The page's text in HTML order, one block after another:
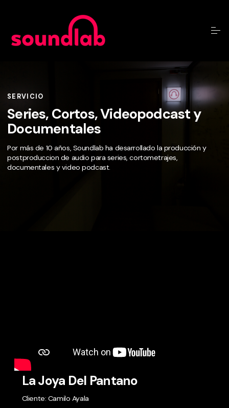
SERVICIO
Series, Cortos, Videopodcast y
Documentales
Por más de 10 años, Soundlab ha desarrollado la producción y
postproduccion de audio para series, cortometrajes,
documentales y video podcast.
La Joya Del Pantano
Cliente: Camilo Ayala